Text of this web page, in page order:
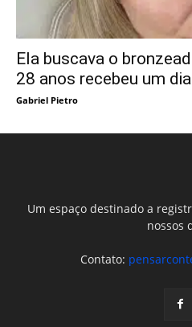
Ela buscava o
28 anos recebeu um
Gabriel Pietro
Um espaço destinado a
nossos
Contato: